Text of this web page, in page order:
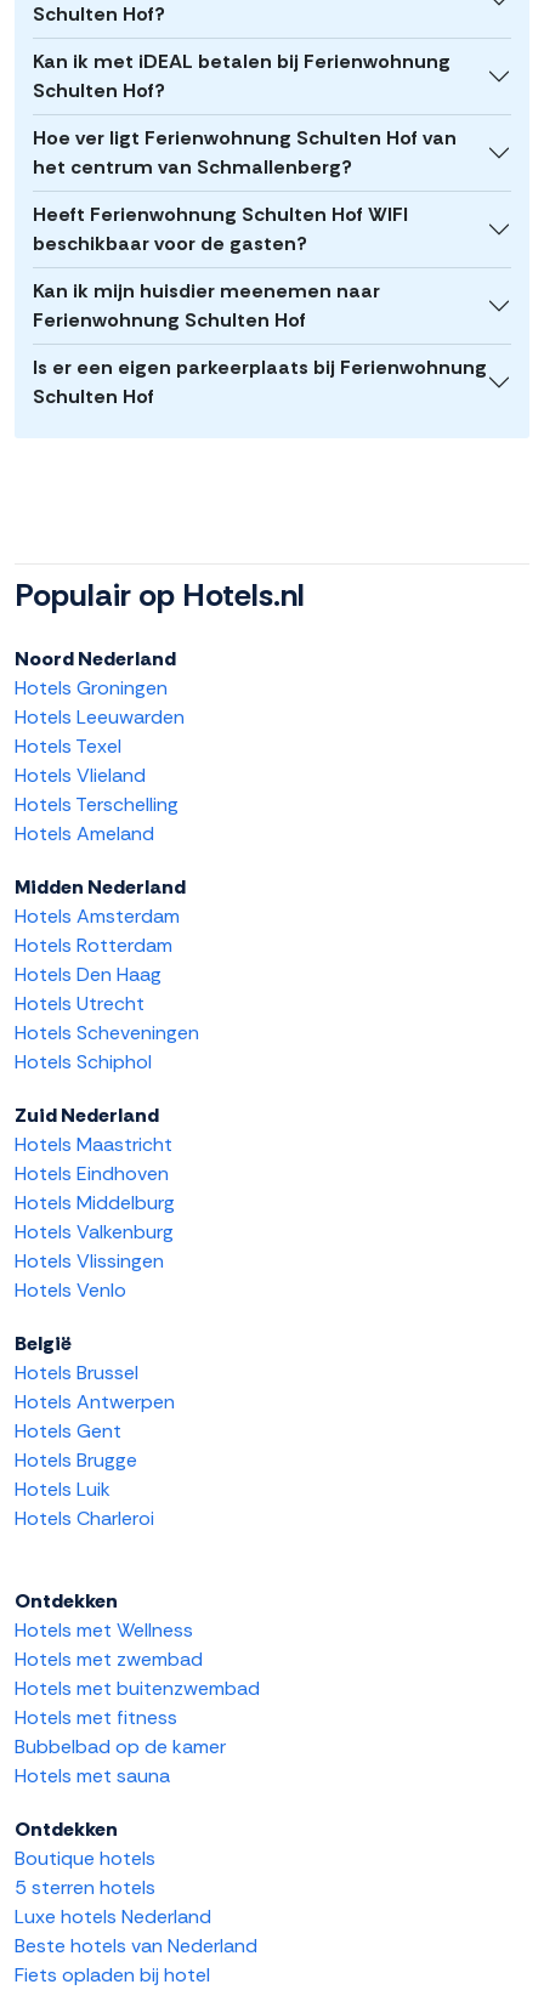
Schulten Hof?
Kan ik met iDEAL betalen bij Ferienwohnung
Schulten Hof?
Hoe ver ligt Ferienwohnung Schulten Hof van
het centrum van Schmallenberg?
Heeft Ferienwohnung Schulten Hof WIFI
beschikbaar voor de gasten?
Kan ik mijn huisdier meenemen naar
Ferienwohnung Schulten Hof
Is er een eigen parkeerplaats bij Ferienwohnung
Schulten Hof
Populair op Hotels.nl
Noord Nederland
Hotels Groningen
Hotels Leeuwarden
Hotels Texel
Hotels Vlieland
Hotels Terschelling
Hotels Ameland
Midden Nederland
Hotels Amsterdam
Hotels Rotterdam
Hotels Den Haag
Hotels Utrecht
Hotels Scheveningen
Hotels Schiphol
Zuid Nederland
Hotels Maastricht
Hotels Eindhoven
Hotels Middelburg
Hotels Valkenburg
Hotels Vlissingen
Hotels Venlo
België
Hotels Brussel
Hotels Antwerpen
Hotels Gent
Hotels Brugge
Hotels Luik
Hotels Charleroi
Ontdekken
Hotels met Wellness
Hotels met zwembad
Hotels met buitenzwembad
Hotels met fitness
Bubbelbad op de kamer
Hotels met sauna
Ontdekken
Boutique hotels
5 sterren hotels
Luxe hotels Nederland
Beste hotels van Nederland
Fiets opladen bij hotel